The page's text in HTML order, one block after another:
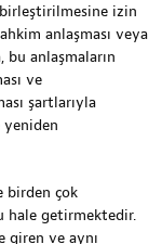
birleştirilmesine izin
anlaşması veya
bu anlaşmaların
ve
şartlarıyla
birden çok
hale getirmektedir.
giren ve aynı